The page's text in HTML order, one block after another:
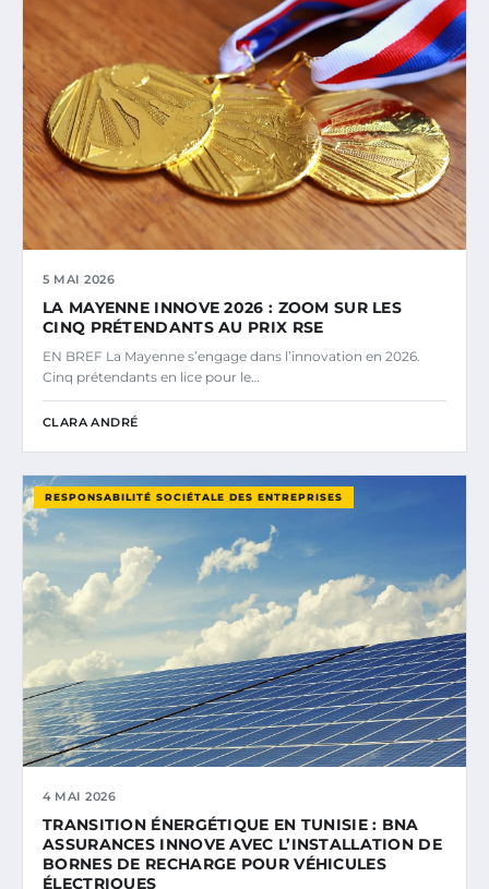
5 MAI 2026
LA MAYENNE INNOVE 2026 : ZOOM SUR LES
CINQ PRÉTENDANTS AU PRIX RSE
EN BREF La Mayenne s’engage dans l’innovation en 2026.
Cinq prétendants en lice pour le…
CLARA ANDRÉ
RESPONSABILITÉ SOCIÉTALE DES ENTREPRISES
4 MAI 2026
TRANSITION ÉNERGÉTIQUE EN TUNISIE : BNA
ASSURANCES INNOVE AVEC L’INSTALLATION DE
BORNES DE RECHARGE POUR VÉHICULES
ÉLECTRIQUES